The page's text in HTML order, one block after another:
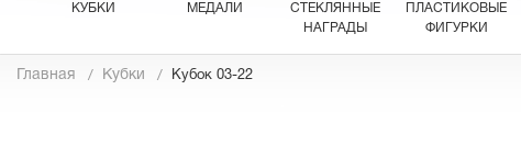
КУБКИ МЕДАЛИ
СТЕКЛЯННЫЕ
НАГРАДЫ
ПЛАСТИКОВЫЕ
ФИГУРКИ
Главная Кубки Кубок 03-22